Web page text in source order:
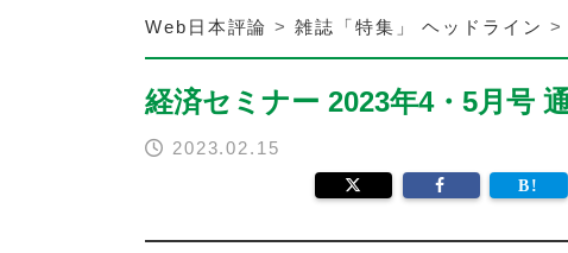
Web日本評論 >雑誌「特集」 ヘッドライン
経済セミナー 2023年4・5月号
2023.02.15